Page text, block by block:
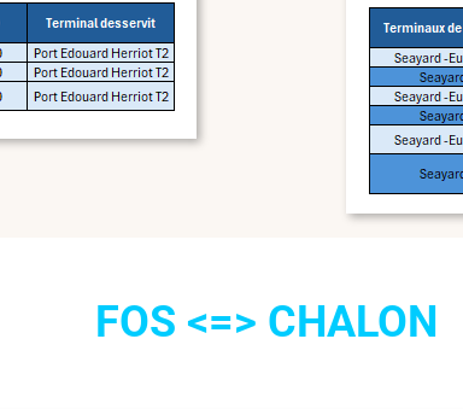
FOS <=> CHALON